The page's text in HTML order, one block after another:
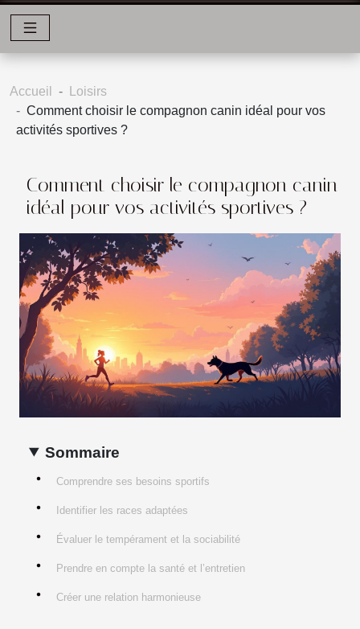
Accueil
Loisirs
Comment choisir le compagnon canin idéal pour vos
activités sportives ?
Comment choisir le compagnon canin
idéal pour vos activités sportives ?
Sommaire
Comprendre ses besoins sportifs
Identifier les races adaptées
Évaluer le tempérament et la sociabilité
Prendre en compte la santé et l’entretien
Créer une relation harmonieuse